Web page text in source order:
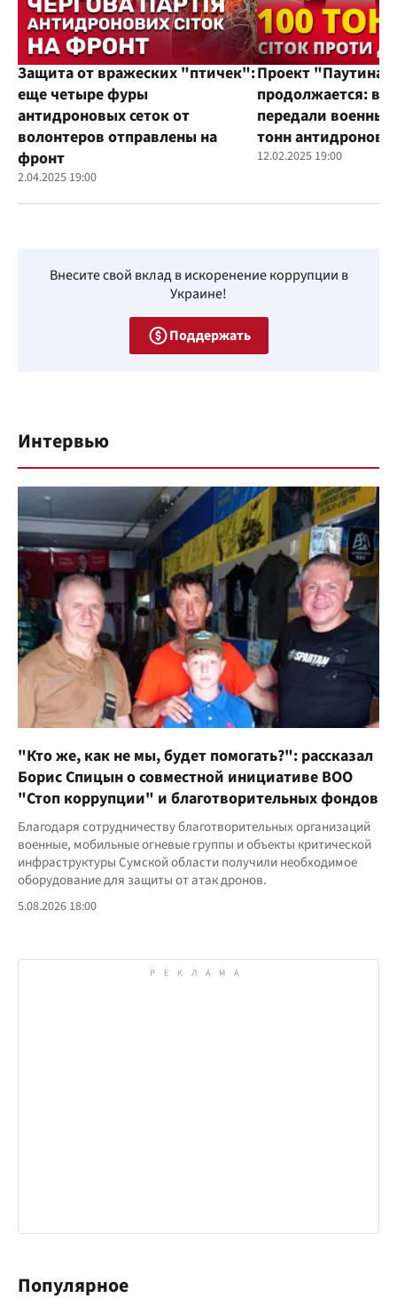
Защита от вражеских "птичек":
еще четыре фуры
антидроновых сеток от
волонтеров отправлены на
фронт
2.04.2025 19:00
Проект "Паутина"
продолжается:
передали
тонн
12.02.2025 19:00
Внесите свой вклад в искоренение коррупции в
Украине!
Поддержать
Интервью
"Кто же, как не мы, будет помогать?": рассказал
Борис Спицын о совместной инициативе ВОО
"Стоп коррупции" и благотворительных фондов
Благодаря сотрудничеству благотворительных организаций
военные, мобильные огневые группы и объекты критической
инфраструктуры Сумской области получили необходимое
оборудование для защиты от атак дронов.
5.08.2026 18:00
Популярное